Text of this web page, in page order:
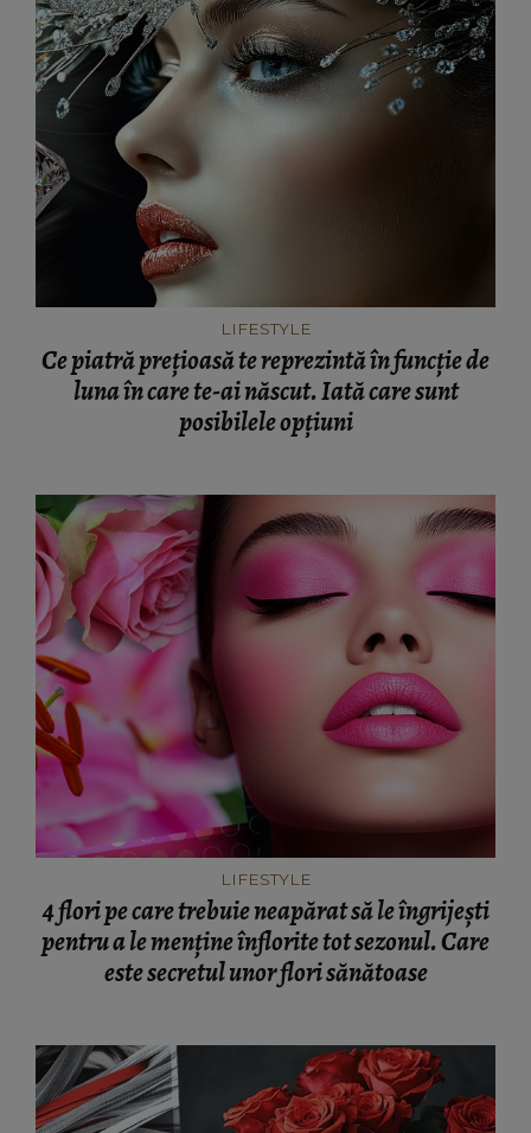
LIFESTYLE
Ce piatră prețioasă te reprezintă în funcție de
luna în care te-ai născut. Iată care sunt
posibilele opțiuni
LIFESTYLE
4 flori pe care trebuie neapărat să le îngrijești
pentru a le menține înflorite tot sezonul. Care
este secretul unor flori sănătoase